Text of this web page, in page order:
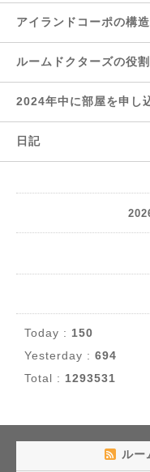
アイランドコーポの構
ルームドクターズの役割
2024年中に部屋を申し
日記
Today : 150
Yesterday : 694
Total : 1293531
ル